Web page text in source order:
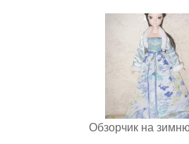
Обзорчик на